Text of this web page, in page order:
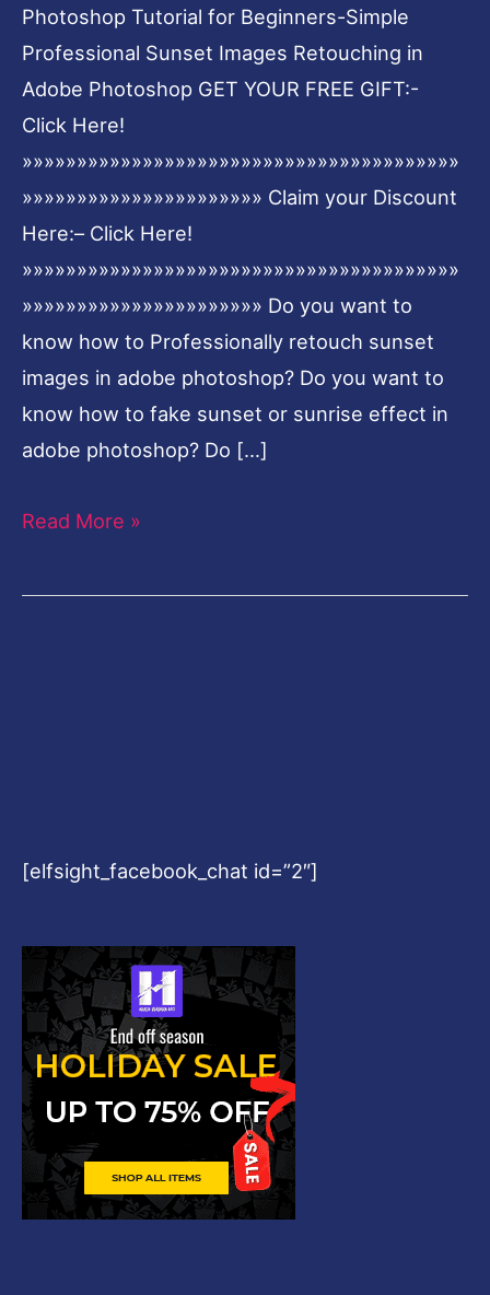
Photoshop Tutorial for Beginners-Simple
Professional Sunset Images Retouching in
Adobe Photoshop GET YOUR FREE GIFT:-
Click Here!
»»»»»»»»»»»»»»»»»»»»»»»»»»»»»»»»»»»»»»»»
»»»»»»»»»»»»»»»»»»»»»» Claim your Discount
Here:– Click Here!
»»»»»»»»»»»»»»»»»»»»»»»»»»»»»»»»»»»»»»»»
»»»»»»»»»»»»»»»»»»»»»» Do you want to
know how to Professionally retouch sunset
images in adobe photoshop? Do you want to
know how to fake sunset or sunrise effect in
adobe photoshop? Do […]
Read More »
[elfsight_facebook_chat id=”2″]